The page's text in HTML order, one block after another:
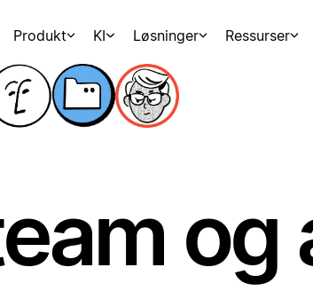
Produkt KI Løsninger Ressurser